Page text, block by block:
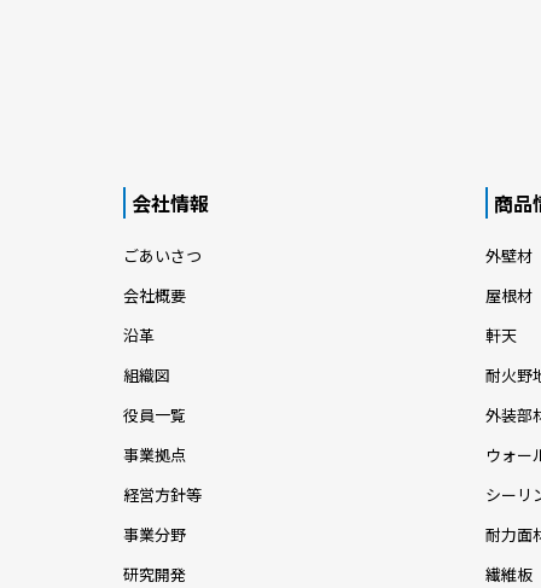
会社情報
ごあいさつ
会社概要
沿革
組織図
役員一覧
事業拠点
経営方針等
事業分野
研究開発
商品
外壁材
屋根材
軒天
耐火野
外装部
ウォー
シーリ
耐力面
繊維板